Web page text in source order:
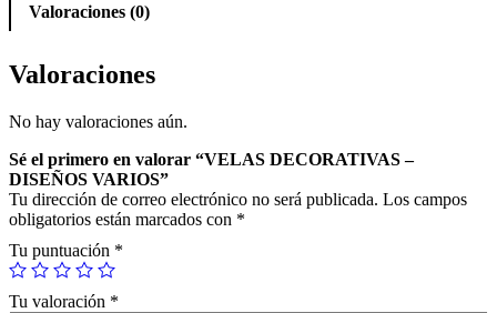
A
T
V
S
–
D
I
S
E
Ñ
O
Valoraciones (0)
Valoraciones
No hay valoraciones aún.
Sé el primero en valorar “VELAS DECORATIVAS –
DISEÑOS VARIOS”
Tu dirección de correo electrónico no será publicada. Los campos
obligatorios están marcados con *
Tu puntuación *
Tu valoración *